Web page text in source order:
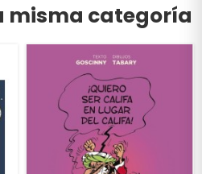
misma categoría